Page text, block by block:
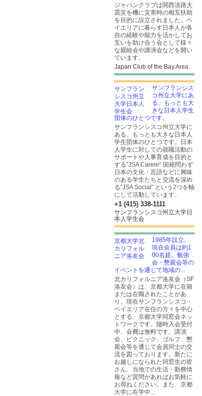
ジャパンクラブは関西淡路大
震災を機に災害時の相互扶助
を目的に設立されました。ベ
イエリアに暮らす日本人が各
自の経験や能力を活かしてお
互いを助け合う会として様々
な親睦会や講演会などを開い
ています。
Japan Club of the Bay Area
サンフランシス
コ州立大学にあ
る、もっとも大
きな日本人学生
団体のひとつです。
サンフランシスコ州立大学に
ある、もっとも大きな日本人
学生団体のひとつです。日本
人学生に対しての就職活動の
サポートや人事育成を目的と
する”JSA Career” 国籍問わず
日本の文化・言語などに興味
のある学生たちと交流を深め
る”JSA Social” という2つを軸
にして活動しています。
+1 (415) 338-1111
サンフランシスコ州立大学日
本人学生会
1985年設立。
現在会員は約1
00名超。勉強
会・懇親会等の
イベントを通じて地域の...
北カリフォルニア洛友会（SF
洛友会）は、京都大学に在籍
または在職されたことがあ
り、現在サンフランシスコ・
ベイエリア在住の方々を中心
とする、京都大学同窓会ネッ
トワークです。随時入会受付
中、会費は無料です。講演
会、ピクニック、ゴルフ、懇
親会等を通じて会員同士の交
流を図っております。新たに
お越しになられた同窓生の皆
さん、当地での生活・勤務情
報など質問があればお気軽に
お尋ねください。また、京都
大学に在学中...